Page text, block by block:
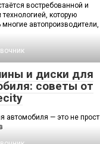
востребованной и
которую
автопроизводители,
и диски для
советы от
автомобиля — это не